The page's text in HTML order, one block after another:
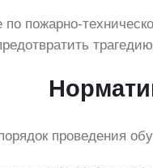
по пожарно-
проведения